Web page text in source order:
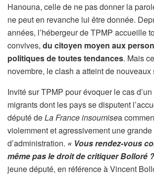
Hanouna, celle de ne pas donner la
ne peut en revanche lui être donnée.
années, l’hébergeur de TPMP accueille
convives, du citoyen moyen aux
politiques de toutes tendances. Mais
novembre, le clash a atteint de nouveaux
Invité sur TPMP pour évoquer le cas
migrants dont les pays se disputent
député deLa France insoumisea
violemment et agressivement une
d’administration. « Vous rendez-vous
même pas le droit de critiquer Bolloré
jeune député, en référence à Vincent